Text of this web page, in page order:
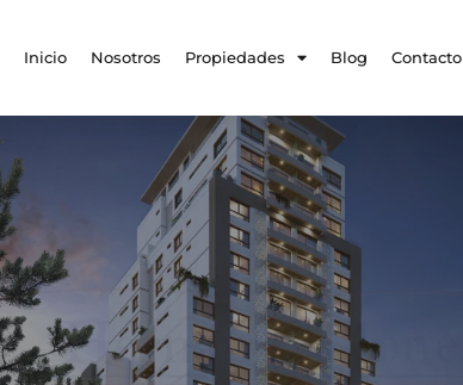
Inicio Nosotros Propiedades Blog Contacto